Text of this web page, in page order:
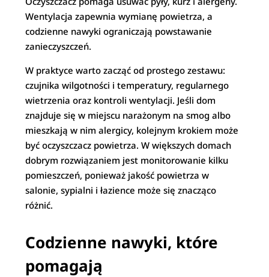
Wentylacja zapewnia wymianę powietrza, a
codzienne nawyki ograniczają powstawanie
zanieczyszczeń.
W praktyce warto zacząć od prostego zestawu:
czujnika wilgotności i temperatury, regularnego
wietrzenia oraz kontroli wentylacji. Jeśli dom
znajduje się w miejscu narażonym na smog albo
mieszkają w nim alergicy, kolejnym krokiem może
być oczyszczacz powietrza. W większych domach
dobrym rozwiązaniem jest monitorowanie kilku
pomieszczeń, ponieważ jakość powietrza w
salonie, sypialni i łazience może się znacząco
różnić.
Codzienne nawyki, które
pomagają